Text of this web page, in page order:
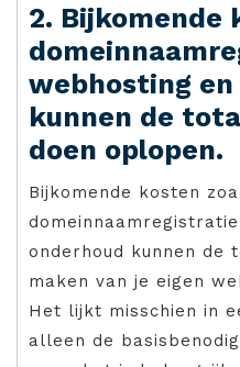
2. Bijkomende
webhosting en
kunnen de
doen oplopen.
Bijkomende kosten
onderhoud kunnen de
maken van je eigen
Het lijkt misschien in
alleen de